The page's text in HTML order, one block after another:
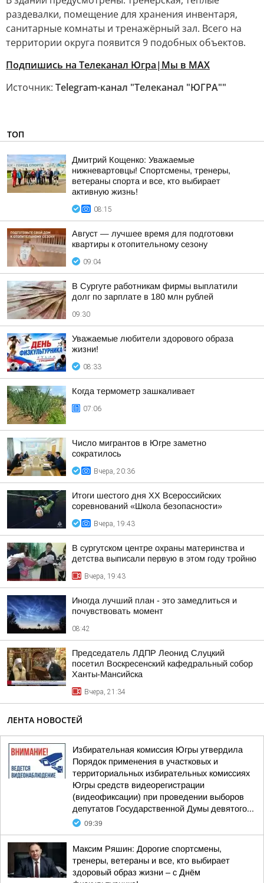
раздевалки, помещение для хранения инвентаря,
санитарные комнаты и тренажёрный зал. Всего на
территории округа появится 9 подобных объектов.
Подпишись на Телеканал Югра|Мы в MAX
Источник: Telegram-канал "Телеканал "ЮГРА""
ТОП
Дмитрий Кощенко: Уважаемые
нижневартовцы! Спортсмены, тренеры,
ветераны спорта и все, кто выбирает
активную жизнь!
08:15
Август — лучшее время для подготовки
квартиры к отопительному сезону
09:04
В Сургуте работникам фирмы выплатили
долг по зарплате в 180 млн рублей
09:30
Уважаемые любители здорового образа
жизни!
08:33
Когда термометр зашкаливает
07:06
Число мигрантов в Югре заметно
сократилось
Вчера, 20:36
Итоги шестого дня XX Всероссийских
соревнований «Школа безопасности»
Вчера, 19:43
В сургутском центре охраны материнства и
детства выписали первую в этом году тройню
Вчера, 19:43
Иногда лучший план - это замедлиться и
почувствовать момент
08:42
Председатель ЛДПР Леонид Слуцкий
посетил Воскресенский кафедральный собор
Ханты-Мансийска
Вчера, 21:34
ЛЕНТА НОВОСТЕЙ
Избирательная комиссия Югры утвердила
Порядок применения в участковых и
территориальных избирательных комиссиях
Югры средств видеорегистрации
(видеофиксации) при проведении выборов
депутатов Государственной Думы девятого...
09:39
Максим Ряшин: Дорогие спортсмены,
тренеры, ветераны и все, кто выбирает
здоровый образ жизни – с Днём